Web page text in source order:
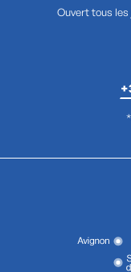
Ouvert tous les